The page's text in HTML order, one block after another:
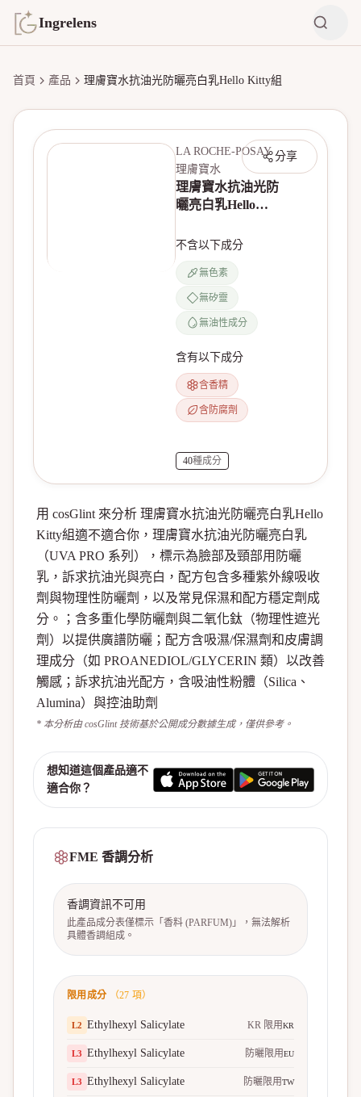
Ingrelens
首頁 產品 理膚寶水抗油光防曬亮白乳Hello Kitty組
分享
LA ROCHE-POSAY
理膚寶水
理膚寶水抗油光防
曬亮白乳Hello
不含以下成分
無色素
無矽靈
無油性成分
含有以下成分
含香精
含防腐劑
40種成分
用 cosGlint 來分析 理膚寶水抗油光防曬亮白乳Hello
Kitty組適不適合你，理膚寶水抗油光防曬亮白乳
（UVA PRO 系列），標示為臉部及頸部用防曬
乳，訴求抗油光與亮白，配方包含多種紫外線吸收
劑與物理性防曬劑，以及常見保濕和配方穩定劑成
分。；含多重化學防曬劑與二氧化鈦（物理性遮光
劑）以提供廣譜防曬；配方含吸濕/保濕劑和皮膚調
理成分（如 PROANEDIOL/GLYCERIN 類）以改善
觸感；訴求抗油光配方，含吸油性粉體（Silica、
Alumina）與控油助劑
* 本分析由 cosGlint 技術基於公開成分數據生成，僅供參考。
想知道這個產品適不
適合你？
FME 香調分析
香調資訊不可用
此產品成分表僅標示「香料 (PARFUM)」，無法解析
具體香調組成。
限用成分 （27 項）
L2 Ethylhexyl Salicylate KR 限用KR
L3 Ethylhexyl Salicylate 防曬限用EU
L3 Ethylhexyl Salicylate 防曬限用TW